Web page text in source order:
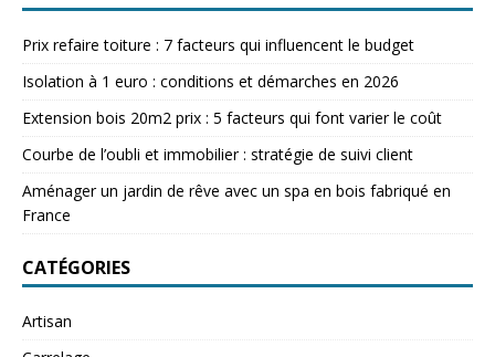
Prix refaire toiture : 7 facteurs qui influencent le budget
Isolation à 1 euro : conditions et démarches en 2026
Extension bois 20m2 prix : 5 facteurs qui font varier le coût
Courbe de l’oubli et immobilier : stratégie de suivi client
Aménager un jardin de rêve avec un spa en bois fabriqué en
France
CATÉGORIES
Artisan